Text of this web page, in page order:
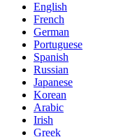
English
French
German
Portuguese
Spanish
Russian
Japanese
Korean
Arabic
Irish
Greek